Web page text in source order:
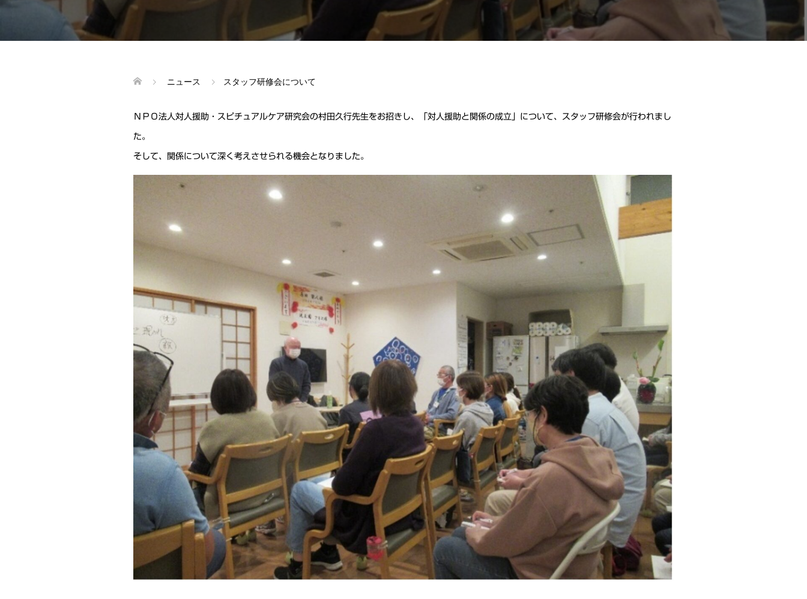
ニュース スタッフ研修会について
ＮＰＯ法人対人援助・スピチュアルケア研究会の村田久行先生をお招きし、「対人援助と関係の成立」について、スタッフ研修会が行われまし
た。
そして、関係について深く考えさせられる機会となりました。